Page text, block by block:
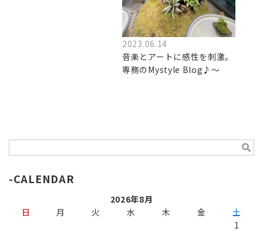
2023.06.14
音楽とアートに感性を刺激。
専務のMystyle Blog♪～
CALENDAR
2026年8月
日
月 火 水 木 金
土
1